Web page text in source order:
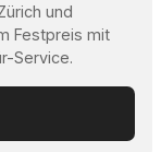
und
Festpreis mit
Service.